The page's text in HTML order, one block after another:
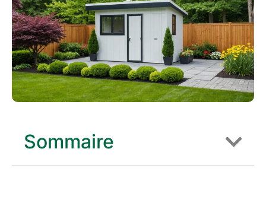
Sommaire